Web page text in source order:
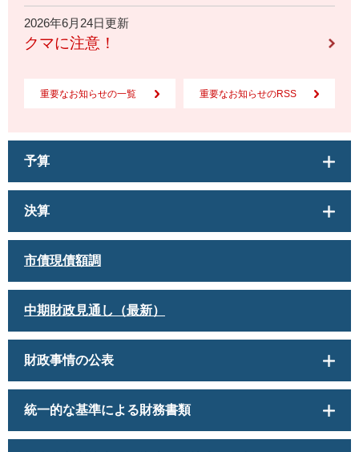
2026年6月24日更新
クマに注意！
重要なお知らせの一覧 重要なお知らせのRSS
予算
決算
市債現債額調
中期財政見通し（最新）
財政事情の公表
統一的な基準による財務書類